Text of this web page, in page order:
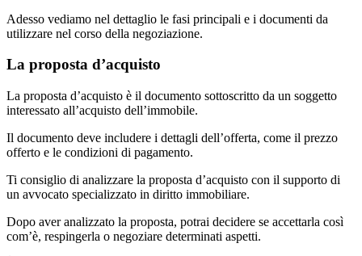
Adesso vediamo nel dettaglio le fasi principali e i documenti da
utilizzare nel corso della negoziazione.
La proposta d’acquisto
La proposta d’acquisto è il documento sottoscritto da un soggetto
interessato all’acquisto dell’immobile.
Il documento deve includere i dettagli dell’offerta, come il prezzo
offerto e le condizioni di pagamento.
Ti consiglio di analizzare la proposta d’acquisto con il supporto di
un avvocato specializzato in diritto immobiliare.
Dopo aver analizzato la proposta, potrai decidere se accettarla così
com’è, respingerla o negoziare determinati aspetti.